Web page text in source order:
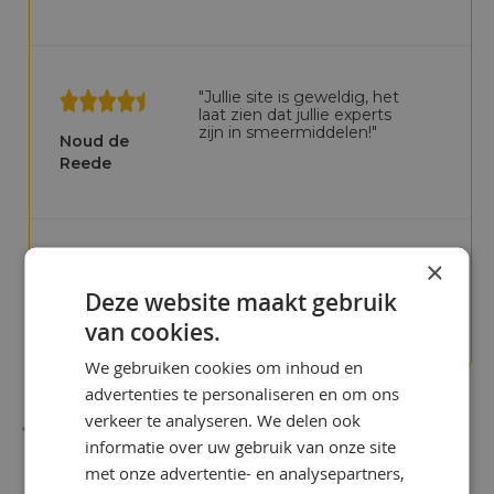
Noud de
Reede
"Jullie site is geweldig, het
laat zien dat jullie experts
zijn in smeermiddelen!"
Chris Bijlsma
×
Deze website maakt gebruik
van cookies.
We gebruiken cookies om inhoud en
advertenties te personaliseren en om ons
verkeer te analyseren. We delen ook
informatie over uw gebruik van onze site
met onze advertentie- en analysepartners,